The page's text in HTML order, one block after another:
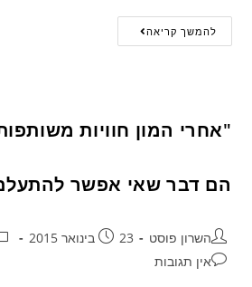
להמשך קריאה
"אחרי המון חוויות
הם דבר שאי אפשר
השרון פוסט 23 בינואר 2015
אין תגובות